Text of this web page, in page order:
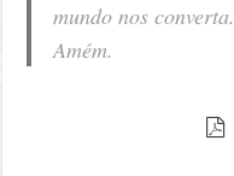
mundo nos converta.
Amém.